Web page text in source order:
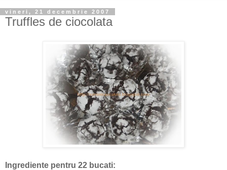
vineri, 21 decembrie 2007
Truffles de ciocolata
Ingrediente pentru 22 bucati: